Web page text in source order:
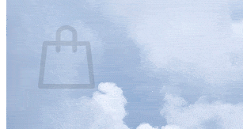
No hay productos en el carrito.